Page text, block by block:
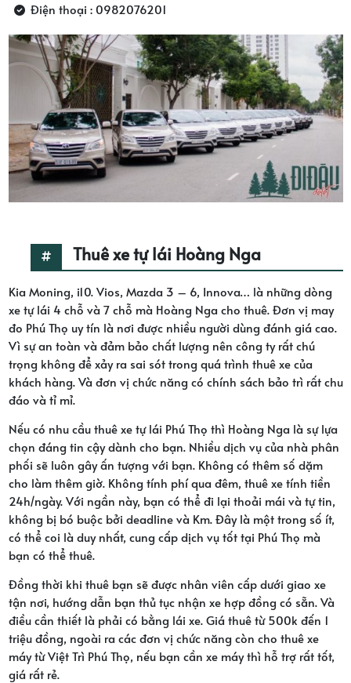
Điện thoại : 0982076201
Thuê xe tự lái Hoàng Nga
Kia Moning, i10. Vios, Mazda 3 – 6, Innova… là những dòng
xe tự lái 4 chỗ và 7 chỗ mà Hoàng Nga cho thuê. Đơn vị may
đo Phú Thọ uy tín là nơi được nhiều người dùng đánh giá cao.
Vì sự an toàn và đảm bảo chất lượng nên công ty rất chú
trọng không để xảy ra sai sót trong quá trình thuê xe của
khách hàng. Và đơn vị chức năng có chính sách bảo trì rất chu
đáo và tỉ mỉ.
Nếu có nhu cầu thuê xe tự lái Phú Thọ thì Hoàng Nga là sự lựa
chọn đáng tin cậy dành cho bạn. Nhiều dịch vụ của nhà phân
phối sẽ luôn gây ấn tượng với bạn. Không có thêm số dặm
cho làm thêm giờ. Không tính phí qua đêm, thuê xe tính tiền
24h/ngày. Với ngần này, bạn có thể đi lại thoải mái và tự tin,
không bị bó buộc bởi deadline và Km. Đây là một trong số ít,
có thể coi là duy nhất, cung cấp dịch vụ tốt tại Phú Thọ mà
bạn có thể thuê.
Đồng thời khi thuê bạn sẽ được nhân viên cấp dưới giao xe
tận nơi, hướng dẫn bạn thủ tục nhận xe hợp đồng có sẵn. Và
điều cần thiết là phải có bằng lái xe. Giá thuê từ 500k đến 1
triệu đồng, ngoài ra các đơn vị chức năng còn cho thuê xe
máy từ Việt Trì Phú Thọ, nếu bạn cần xe máy thì hỗ trợ rất tốt,
giá rất rẻ.